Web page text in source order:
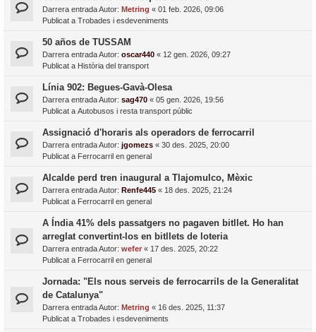
Darrera entrada Autor: Metring « 01 feb. 2026, 09:06
Publicat a Trobades i esdeveniments
50 años de TUSSAM
Darrera entrada Autor: oscar440 « 12 gen. 2026, 09:27
Publicat a Història del transport
Línia 902: Begues-Gavà-Olesa
Darrera entrada Autor: sag470 « 05 gen. 2026, 19:56
Publicat a Autobusos i resta transport públic
Assignació d'horaris als operadors de ferrocarril
Darrera entrada Autor: jgomezs « 30 des. 2025, 20:00
Publicat a Ferrocarril en general
Alcalde perd tren inaugural a Tlajomulco, Mèxic
Darrera entrada Autor: Renfe445 « 18 des. 2025, 21:24
Publicat a Ferrocarril en general
A Índia 41% dels passatgers no pagaven bitllet. Ho han
arreglat convertint-los en bitllets de loteria
Darrera entrada Autor: wefer « 17 des. 2025, 20:22
Publicat a Ferrocarril en general
Jornada: "Els nous serveis de ferrocarrils de la Generalitat
de Catalunya"
Darrera entrada Autor: Metring « 16 des. 2025, 11:37
Publicat a Trobades i esdeveniments